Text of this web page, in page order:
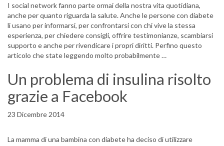
I social network fanno parte ormai della nostra vita quotidiana,
anche per quanto riguarda la salute. Anche le persone con diabete
li usano per informarsi, per confrontarsi con chi vive la stessa
esperienza, per chiedere consigli, offrire testimonianze, scambiarsi
supporto e anche per rivendicare i propri diritti. Perfino questo
articolo che state leggendo molto probabilmente …
Un problema di insulina risolto
grazie a Facebook
23 Dicembre 2014
La mamma di una bambina con diabete ha deciso di utilizzare